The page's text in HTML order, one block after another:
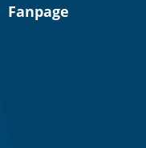
Fanpage